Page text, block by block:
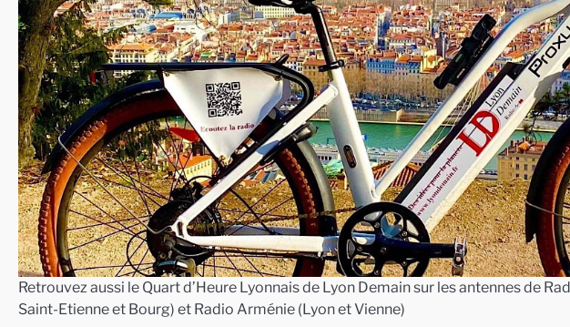
Retrouvez aussi le Quart d’Heure Lyonnais de Lyon Demain sur les antennes de
Saint-Etienne et Bourg) et Radio Arménie (Lyon et Vienne)